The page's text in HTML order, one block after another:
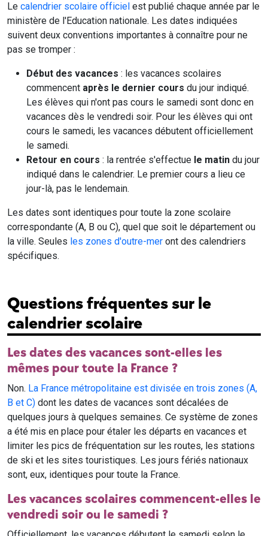
Le calendrier scolaire officiel est publié chaque année par le
ministère de l'Education nationale. Les dates indiquées
suivent deux conventions importantes à connaître pour ne
pas se tromper :
Début des vacances : les vacances scolaires
commencent après le dernier cours du jour indiqué.
Les élèves qui n'ont pas cours le samedi sont donc en
vacances dès le vendredi soir. Pour les élèves qui ont
cours le samedi, les vacances débutent officiellement
le samedi.
Retour en cours : la rentrée s'effectue le matin du jour
indiqué dans le calendrier. Le premier cours a lieu ce
jour-là, pas le lendemain.
Les dates sont identiques pour toute la zone scolaire
correspondante (A, B ou C), quel que soit le département ou
la ville. Seules les zones d'outre-mer ont des calendriers
spécifiques.
Questions fréquentes sur le
calendrier scolaire
Les dates des vacances sont-elles les
mêmes pour toute la France ?
Non. La France métropolitaine est divisée en trois zones (A,
B et C) dont les dates de vacances sont décalées de
quelques jours à quelques semaines. Ce système de zones
a été mis en place pour étaler les départs en vacances et
limiter les pics de fréquentation sur les routes, les stations
de ski et les sites touristiques. Les jours fériés nationaux
sont, eux, identiques pour toute la France.
Les vacances scolaires commencent-elles le
vendredi soir ou le samedi ?